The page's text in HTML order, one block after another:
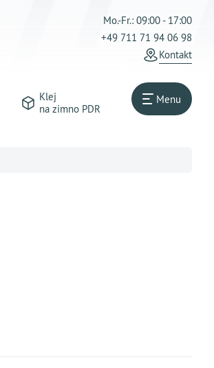
Mo.-Fr.: 09:00 - 17:00
+49 711 71 94 06 98
Kontakt
Klej
na zimno PDR
Menu